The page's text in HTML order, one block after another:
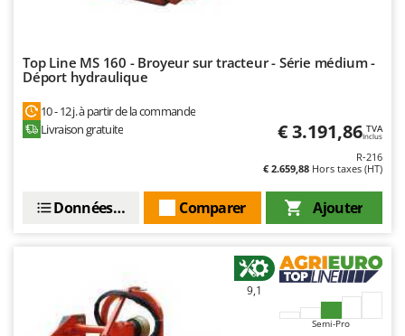
Z
Zanon
ZGrills
Top Line MS 160 - Broyeur sur tracteur - Série médium -
Déport hydraulique
10 - 12 j. à partir de la commande
Livraison gratuite
€ 3.191,86 TVA
Inclus
R-216
€ 2.659,88 Hors taxes (HT)
Ajouter
Comparer
Données techniques
9,1
Semi-Pro